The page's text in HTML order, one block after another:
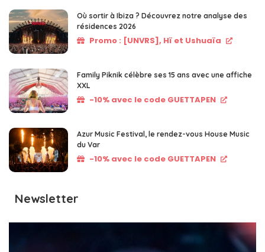
Où sortir à Ibiza ? Découvrez notre analyse des
résidences 2026
Promo : [UNVRS], Hï et Ushuaïa
Family Piknik célèbre ses 15 ans avec une affiche
XXL
-10% avec le code GUETTAPEN
Azur Music Festival, le rendez-vous House Music
du Var
-10% avec le code GUETTAPEN
Newsletter